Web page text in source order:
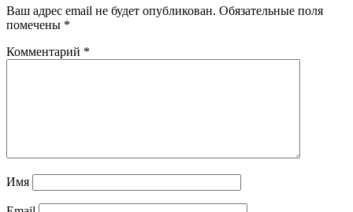
Ваш адрес email не будет опубликован. Обязательные поля
помечены *
Комментарий *
Имя